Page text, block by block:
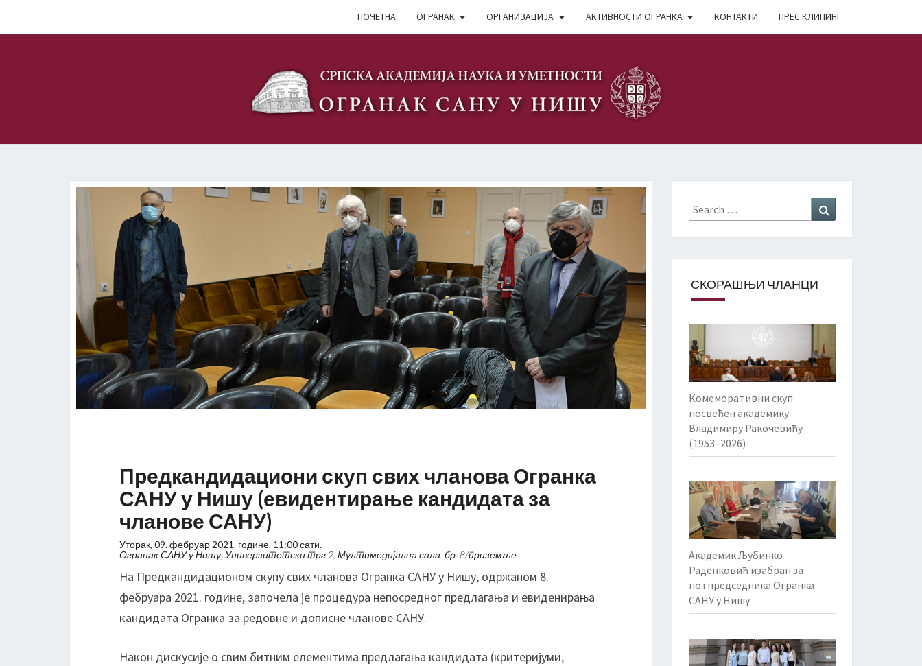
ПОЧЕТНА ОГРАНАК ОРГАНИЗАЦИЈА АКТИВНОСТИ ОГРАНКА КОНТАКТИ ПРЕС КЛИПИНГ
е
д
к
н
и
д
а
и
Предкандидациони скуп свих чланова Огранка
САНУ у Нишу (евидентирање кандидата за
чланове САНУ)
Уторак, 09. фебруар 2021. године, 11:00 сати.
Огранак САНУ у Нишу, Универзитетски трг 2, Мултимедијална сала. бр. 8/приземље.
На Предкандидационом скупу свих чланова Огранка САНУ у Нишу, одржаном 8.
фебруара 2021. године, започела је процедура непосредног предлагања и евиденирања
кандидата Огранка за редовне и дописне чланове САНУ.
Након дискусије о свим битним елементима предлагања кандидата (критеријуми,
Search
for:
СКОРАШЊИ ЧЛАНЦИ
Комеморативни скуп
посвећен академику
Владимиру Ракочевићу
(1953–2026)
Академик Љубинко
Раденковић изабран за
потпредседника Огранка
САНУ у Нишу